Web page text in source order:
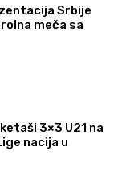
Srbije
meča sa
3×3 U21 na
nacija u